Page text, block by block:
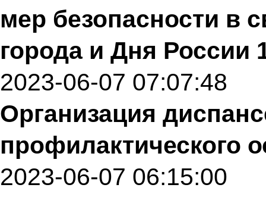
мер безопасности в
города и Дня России
2023-06-07 07:07:48
Организация
профилактического
2023-06-07 06:15:00